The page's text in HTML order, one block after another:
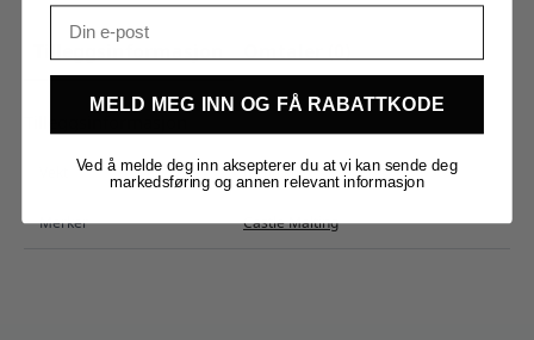
0,100 kg
Merker Castle Malting
MELD MEG INN OG FÅ RABATTKODE
Ved å melde deg inn aksepterer du at vi kan sende deg
markedsføring og annen relevant informasjon